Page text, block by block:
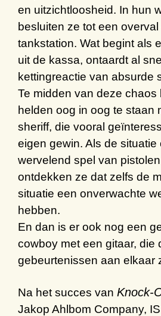
en uitzichtloosheid. In hun
besluiten ze tot een
tankstation. Wat begint als
uit de kassa, ontaardt al
kettingreactie van absurde
Te midden van deze chaos
helden oog in oog te staan
sheriff, die vooral
eigen gewin. Als de situatie
wervelend spel van
ontdekken ze dat zelfs de
situatie een onverwachte
hebben.
En dan is er ook nog een
cowboy met een gitaar, die
gebeurtenissen aan elkaar
Na het succes van Knock-
Jakop Ahlbom Company,